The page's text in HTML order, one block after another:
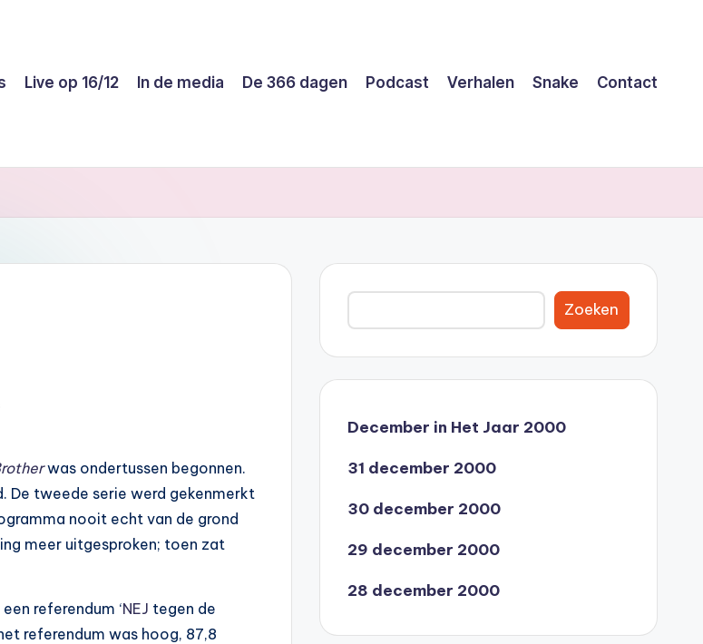
Live op 16/12 In de media De 366 dagen Podcast Verhalen Snake Contact
was ondertussen begonnen.
De tweede serie werd gekenmerkt
nooit echt van de grond
meer uitgesproken; toen zat
referendum ‘NEJ tegen de
referendum was hoog, 87,8
Zoeken
Zoeken
December in Het Jaar 2000
31 december 2000
30 december 2000
29 december 2000
28 december 2000